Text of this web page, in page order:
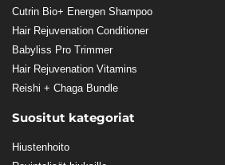
Cutrin Bio+ Energen Shampoo
Hair Rejuvenation Conditioner
Babyliss Pro Trimmer
Hair Rejuvenation Vitamins
Reishi + Chaga Bundle
Suositut kategoriat
Hiustenhoito